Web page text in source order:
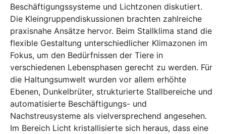
Beschäftigungssysteme und Lichtzonen diskutiert.
Die Kleingruppendiskussionen brachten zahlreiche
praxisnahe Ansätze hervor. Beim Stallklima stand die
flexible Gestaltung unterschiedlicher Klimazonen im
Fokus, um den Bedürfnissen der Tiere in
verschiedenen Lebensphasen gerecht zu werden. Für
die Haltungsumwelt wurden vor allem erhöhte
Ebenen, Dunkelbrüter, strukturierte Stallbereiche und
automatisierte Beschäftigungs- und
Nachstreusysteme als vielversprechend angesehen.
Im Bereich Licht kristallisierte sich heraus, dass eine